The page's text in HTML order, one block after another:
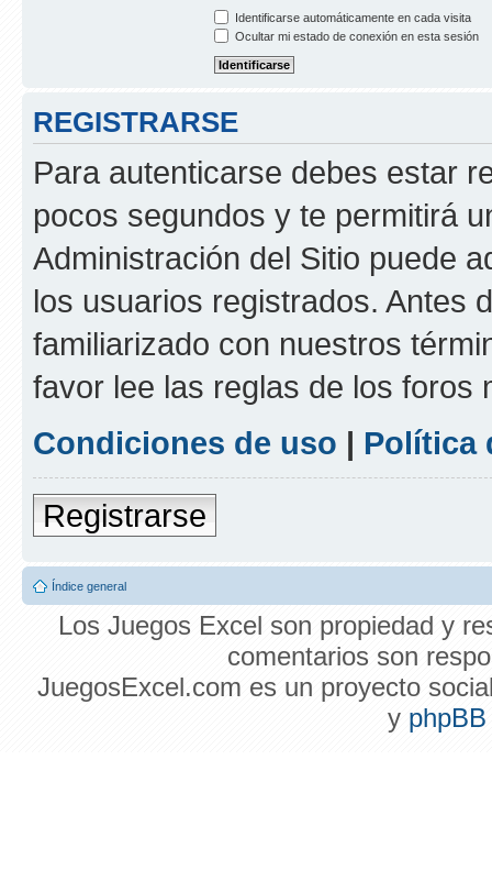
Identificarse automáticamente en cada visita
Ocultar mi estado de conexión en esta sesión
REGISTRARSE
Para autenticarse debes estar
pocos segundos y te permitirá
Administración del Sitio puede
los usuarios registrados. Antes
familiarizado con nuestros
favor lee las reglas de los foros
Condiciones de uso | Política
Registrarse
Índice general
Los Juegos Excel son propiedad y
comentarios son
JuegosExcel.com es un proyecto
y phpBB